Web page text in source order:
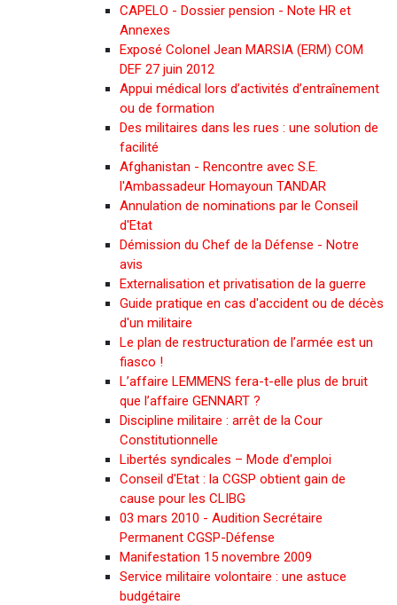
CAPELO - Dossier pension - Note HR et
Annexes
Exposé Colonel Jean MARSIA (ERM) COM
DEF 27 juin 2012
Appui médical lors d’activités d’entraînement
ou de formation
Des militaires dans les rues : une solution de
facilité
Afghanistan - Rencontre avec S.E.
l'Ambassadeur Homayoun TANDAR
Annulation de nominations par le Conseil
d'Etat
Démission du Chef de la Défense - Notre
avis
Externalisation et privatisation de la guerre
Guide pratique en cas d'accident ou de décès
d'un militaire
Le plan de restructuration de l’armée est un
fiasco !
L’affaire LEMMENS fera-t-elle plus de bruit
que l’affaire GENNART ?
Discipline militaire : arrêt de la Cour
Constitutionnelle
Libertés syndicales – Mode d'emploi
Conseil d'Etat : la CGSP obtient gain de
cause pour les CLIBG
03 mars 2010 - Audition Secrétaire
Permanent CGSP-Défense
Manifestation 15 novembre 2009
Service militaire volontaire : une astuce
budgétaire